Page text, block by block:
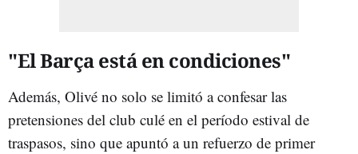
"El Barça está en condiciones"
Además, Olivé no solo se limitó a confesar las
pretensiones del club culé en el período estival de
traspasos, sino que apuntó a un refuerzo de primer